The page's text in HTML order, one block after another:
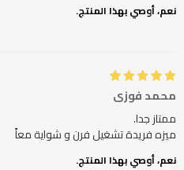
نعم، أوصي بهذا المنتج.
محمد فوزى
ميزه فريدة تشغيل فرن و شواية معاً
نعم، أوصي بهذا المنتج.